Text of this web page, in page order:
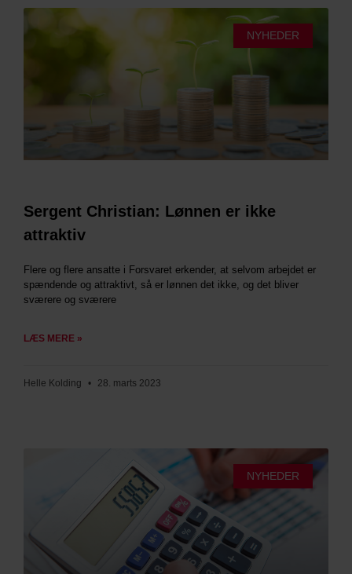
NYHEDER
Sergent Christian: Lønnen er ikke
attraktiv
Flere og flere ansatte i Forsvaret erkender, at selvom arbejdet er
spændende og attraktivt, så er lønnen det ikke, og det bliver
sværere og sværere
LÆS MERE »
Helle Kolding 28. marts 2023
NYHEDER